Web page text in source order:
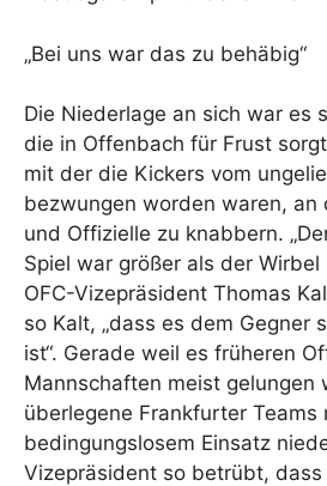
„Bei uns war das zu behäbig“
Die Niederlage an sich war es
die in Offenbach für Frust
mit der die Kickers vom
bezwungen worden waren, an
und Offizielle zu knabbern.
Spiel war größer als der Wirbel
OFC-Vizepräsident Thomas
so Kalt, „dass es dem Gegner
ist“. Gerade weil es früheren
Mannschaften meist gelungen
überlegene Frankfurter Teams
bedingungslosem Einsatz
Vizepräsident so betrübt,